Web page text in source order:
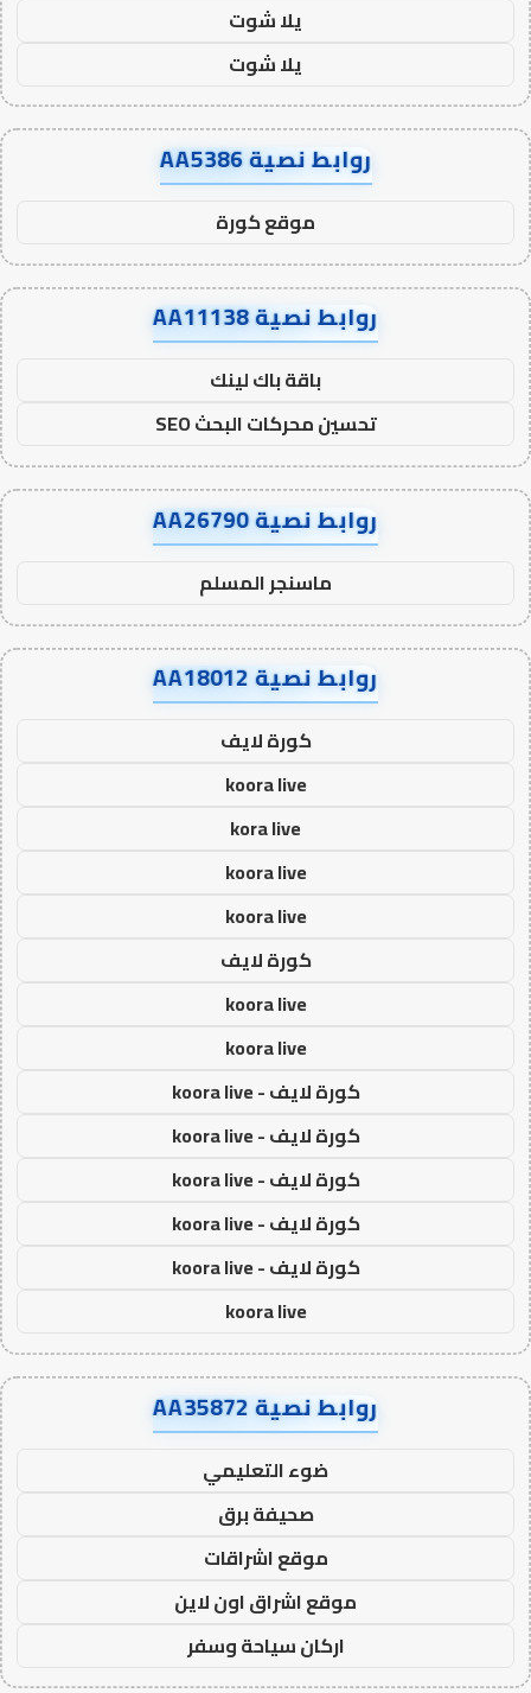
يلا شوت
يلا شوت
روابط نصية AA5386
موقع كورة
روابط نصية AA11138
باقة باك لينك
تحسين محركات البحث SEO
روابط نصية AA26790
ماسنجر المسلم
روابط نصية AA18012
كورة لايف
koora live
kora live
koora live
koora live
كورة لايف
koora live
koora live
كورة لايف - koora live
كورة لايف - koora live
كورة لايف - koora live
كورة لايف - koora live
كورة لايف - koora live
koora live
روابط نصية AA35872
ضوء التعليمي
صحيفة برق
موقع اشراقات
موقع اشراق اون لاين
اركان سياحة وسفر